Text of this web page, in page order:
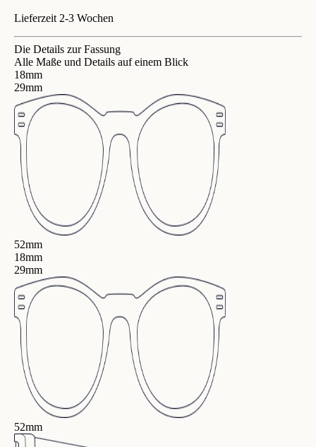
Lieferzeit 2-3 Wochen
Die Details zur Fassung
Alle Maße und Details auf einem Blick
18mm
29mm
52mm
18mm
29mm
52mm